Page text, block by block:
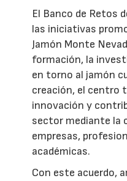
El Banco de Retos
las iniciativas
Jamón Monte
formación, la
en torno al jamón
creación, el centro
innovación y
sector mediante la
empresas,
académicas.
Con este acuerdo,